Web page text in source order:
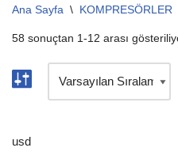
Ana Sayfa \ KOMPRESÖRLER
58 sonuçtan 1-12 arası
usd